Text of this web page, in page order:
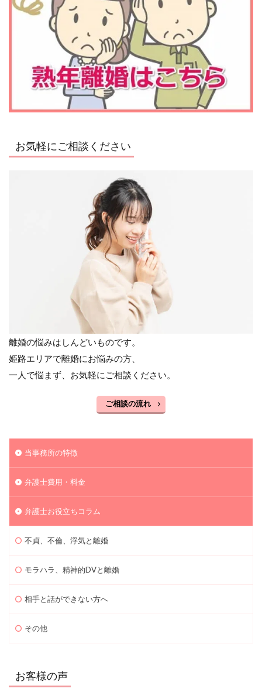
お気軽にご相談ください
離婚の悩みはしんどいものです。
姫路エリアで離婚にお悩みの方、
一人で悩まず、お気軽にご相談ください。
ご相談の流れ
当事務所の特徴
弁護士費用・料金
弁護士お役立ちコラム
不貞、不倫、浮気と離婚
モラハラ、精神的DVと離婚
相手と話ができない方へ
その他
お客様の声